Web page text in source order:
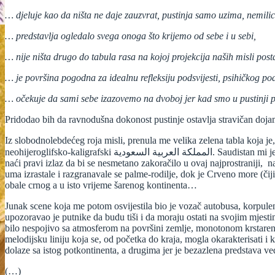
… djeluje kao da ništa ne daje zauzvrat, pustinja samo uzima,
… predstavlja ogledalo svega onoga što krijemo od sebe i u sebi,
… nije ništa drugo do tabula rasa na kojoj projekcija naših misli
… je površina pogodna za idealnu refleksiju podsvijesti, psihičkog
… očekuje da sami sebe izazovemo na dvoboj jer kad smo u pustinji
Pridodao bih da ravnodušna dokonost pustinje ostavlja stravičan
Iz slobodnolebdećeg roja misli, prenula me velika zelena tabla koja
neohijeroglifsko-kaligrafski المملكة العربية السعودية. Saudistan mi je u tom trenutku djelovao tako strano i daleko, vjerovatno zbog same svijesti o kompleksnosti administrativnog lavirinta iz kojeg je potrebno
naći pravi izlaz da bi se nesmetano zakoračilo u ovaj najprostraniji,
uma izrastale i razgranavale se palme-rodilje, dok je Crveno more
obale crnog a u isto vrijeme šarenog kontinenta…
Junak scene koja me potom osvijestila bio je vozač autobusa,
upozoravao je putnike da budu tiši i da moraju ostati na svojim
bilo nespojivo sa atmosferom na površini zemlje, monotonom
melodijsku liniju koja se, od početka do kraja, mogla okarakterisati i
dolaze sa istog potkontinenta, a drugima jer je bezazlena predstava
(…)